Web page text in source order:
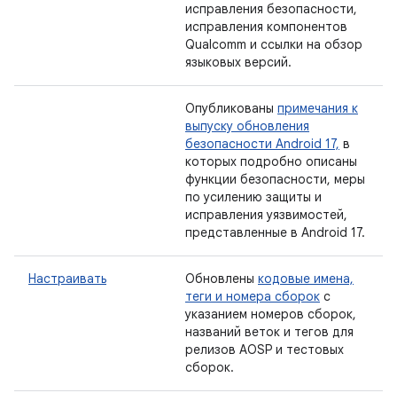
исправления безопасности,
исправления компонентов
Qualcomm и ссылки на обзор
языковых версий.
Опубликованы примечания к
выпуску обновления
безопасности Android 17, в
которых подробно описаны
функции безопасности, меры
по усилению защиты и
исправления уязвимостей,
представленные в Android 17.
Настраивать Обновлены кодовые имена,
теги и номера сборок с
указанием номеров сборок,
названий веток и тегов для
релизов AOSP и тестовых
сборок.